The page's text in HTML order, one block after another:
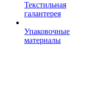
Текстильная
галантерея
Упаковочные
материалы